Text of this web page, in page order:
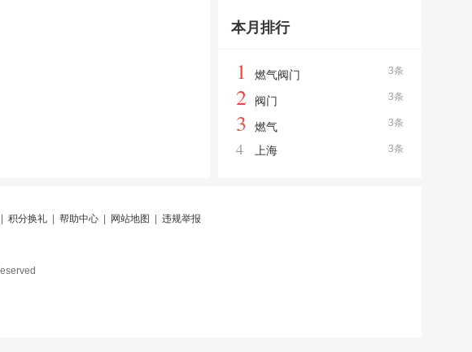
本月排行
3条
1 燃气阀门
3条
2 阀门
3条
3 燃气
3条
4 上海
积分换礼 帮助中心 网站地图 违规举报